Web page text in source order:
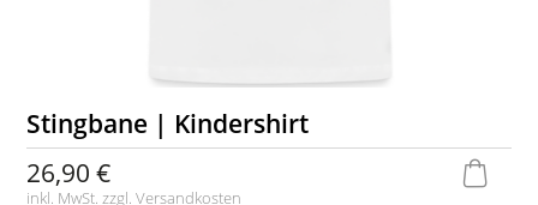
Stingbane | Kindershirt
26,90 €
inkl. MwSt. zzgl.Versandkosten